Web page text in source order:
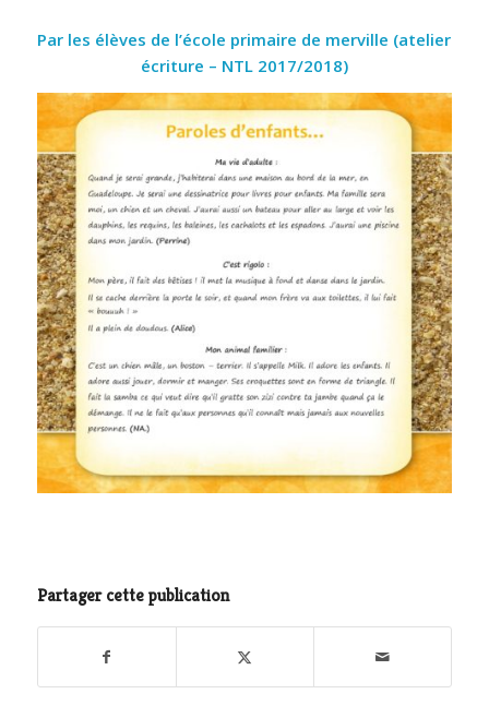
Par les élèves de l’école primaire de merville (atelier
écriture – NTL 2017/2018)
Partager cette publication